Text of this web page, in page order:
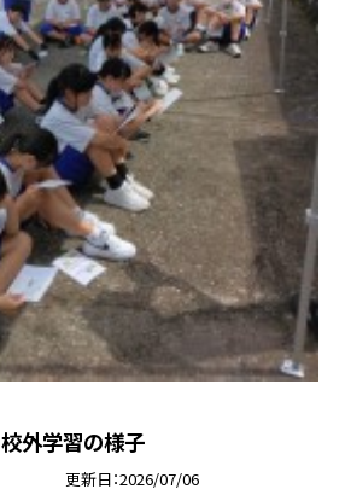
外学習の様子
更新日 2026/07/06